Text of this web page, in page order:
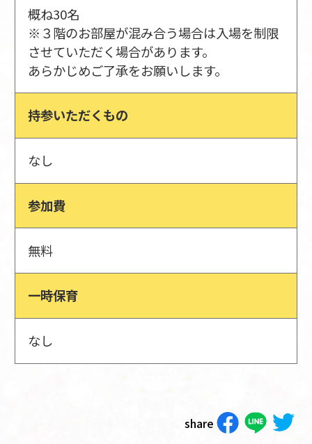
概ね30名
※３階のお部屋が混み合う場合は入場を制限
させていただく場合があります。
あらかじめご了承をお願いします。
持参いただくもの
なし
参加費
無料
一時保育
なし
share